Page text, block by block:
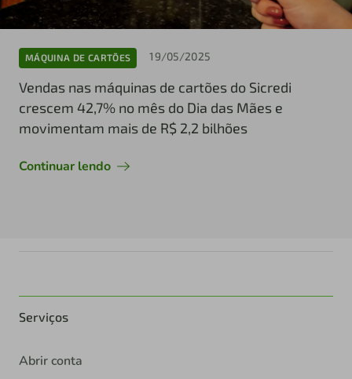
MÁQUINA DE CARTÕES 19/05/2025
Vendas nas máquinas de cartões do Sicredi
crescem 42,7% no mês do Dia das Mães e
movimentam mais de R$ 2,2 bilhões
Continuar lendo
Serviços
Abrir conta